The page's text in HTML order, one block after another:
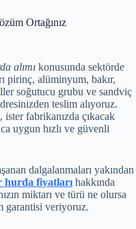
Ortağınız
alımı konusunda sektörde
pirinç, alüminyum, bakır,
soğutucu grubu ve sandviç
teslim alıyoruz.
fabrikanızda çıkacak
uygun hızlı ve güvenli
dalgalanmaları yakından
hurda fiyatları hakkında
miktarı ve türü ne olursa
garantisi veriyoruz.